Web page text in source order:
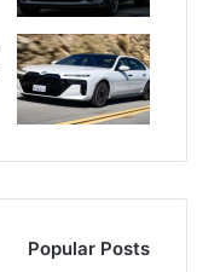
Popular Posts